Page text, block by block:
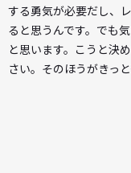
する勇気が必要だし、
ると思うんです。でも
と思います。こうと決
さい。そのほうがきっ